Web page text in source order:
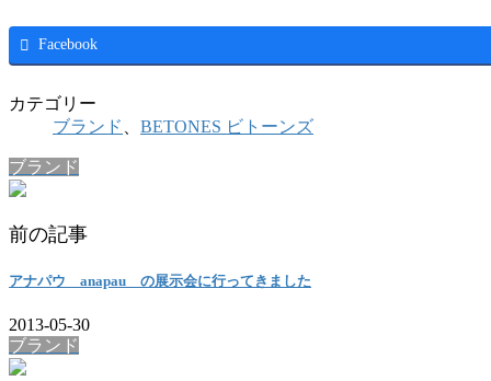
Facebook
カテゴリー
ブランド
BETONES ビトーンズ
ブランド
前の記事
アナパウ anapau の展示会に行ってきました
2013-05-30
ブランド